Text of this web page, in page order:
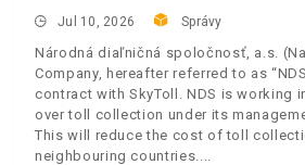
Jul 10, 2026 Správy
Národná diaľničná spoločnosť, a.s.
Company, hereafter referred to as
contract with SkyToll. NDS is working
over toll collection under its
This will reduce the cost of toll
neighbouring countries.